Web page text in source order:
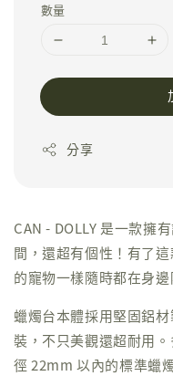
數量
分享
CAN - DOLLY 是一款擁
間，還超有個性！有了
的寵物一樣隨時都在身
蠟燭台本體採用堅固鋁
裝，不只美觀還超耐用
徑 22mm 以內的標準蠟